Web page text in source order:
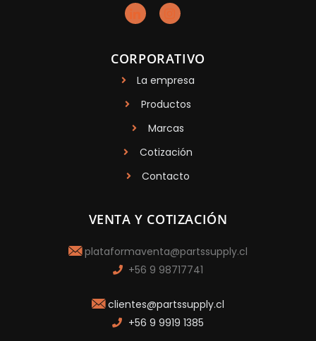
CORPORATIVO
La empresa
Productos
Marcas
Cotización
Contacto
VENTA Y COTIZACIÓN
plataformaventa@partssupply.cl
+56 9 98717741
clientes@partssupply.cl
+56 9 9919 1385